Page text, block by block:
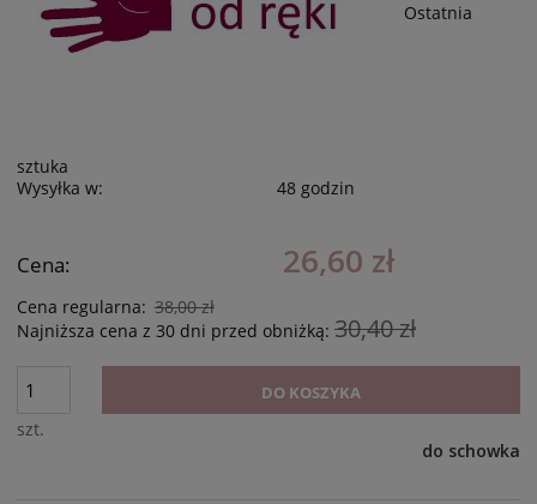
Ostatnia
sztuka
Wysyłka w:
48 godzin
Cena: 26,60 zł
Cena regularna: 38,00 zł
Najniższa cena z 30 dni przed obniżką: 30,40 zł
szt.
DO KOSZYKA
do schowka